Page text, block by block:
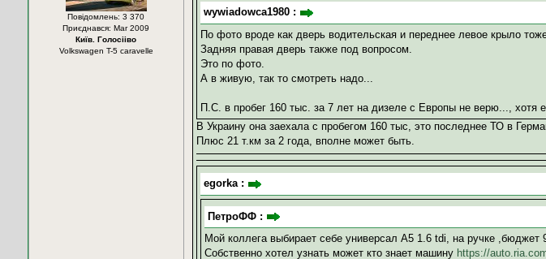
Повідомлень: 3 370
Приєднався: Mar 2009
Київ. Голосііво
Volkswagen T-5 caravelle
wywiadowca1980 :
По фото вроде как дверь водительская и переднее левое крыло
Задняя правая дверь также под вопросом.
Это по фото.
А в живую, так то смотреть надо...
П.С. в пробег 160 тыс. за 7 лет на дизеле с Европы не верю..., хотя
В Украину она заехала с пробегом 160 тыс, это последнее ТО в
Плюс 21 т.км за 2 года, вполне может быть.
egorka :
ПетроФФ :
Мой коллега выбирает себе универсал А5 1.6 tdi, на ручке ,бюджет
Собственно хотел узнать может кто знает машину https://